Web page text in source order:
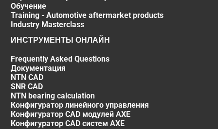
Обучение
Training - Automotive aftermarket products
Industry Masterclass
ИНСТРУМЕНТЫ ОНЛАЙН
Frequently Asked Questions
Документация
NTN CAD
SNR CAD
NTN bearing calculation
Конфигуратор линейного управления
Конфигуратор CAD модулей AXE
Конфигуратор CAD систем AXE